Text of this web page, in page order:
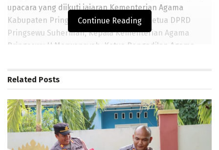
upacara yang diikuti jajaran Kementerian Agama
Kabupaten Pringsewu ini juga dihadiri Ketua DPRD
Pringsewu Suherman, Kepala Kementerian Agama
Pringsewu H.Marwansyah, Ketua Pengadilan Agama
BACA JUGA
Baru Dilantik, Kapolres Pringsewu Langsung Blusukan dan
Berbagi Sembako Dan Bendera
Berkas Lengkap, Polisi Limpahkan Tersangka Pembunuh
Continue Reading
Related Posts